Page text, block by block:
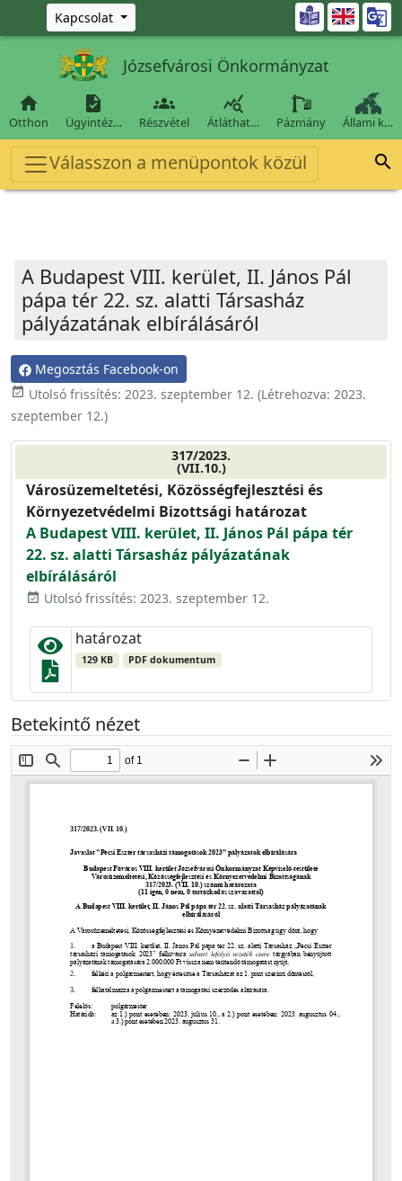
Ugrás a fő tartalomra
Kapcsolat 
Józsefvárosi Önkormányzat

Otthon

Ügyintéz…

Részvétel

Átláthat… Pázmány Állami k…
Válasszon a menüpontok közül 
A Budapest VIII. kerület, II. János Pál
pápa tér 22. sz. alatti Társasház
pályázatának elbírálásáról
Megosztás Facebook-on
event_available Utolsó frissítés: 2023. szeptember 12. (Létrehozva: 2023.
szeptember 12.)
317/2023.
(VII.10.)
Városüzemeltetési, Közösségfejlesztési és
Környezetvédelmi Bizottsági határozat
A Budapest VIII. kerület, II. János Pál pápa tér
22. sz. alatti Társasház pályázatának
elbírálásáról
event_available Utolsó frissítés: 2023. szeptember 12.
határozat
129 KB PDF dokumentum
Betekintő nézet